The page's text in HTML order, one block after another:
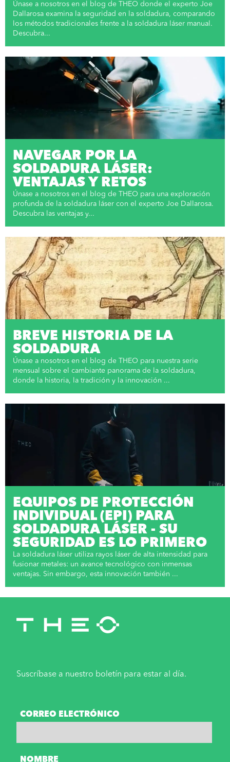
Únase a nosotros en el blog de THEO donde el experto Joe
Dallarosa examina la seguridad en la soldadura, comparando
los métodos tradicionales frente a la soldadura láser manual.
Descubra...
NAVEGAR POR LA
SOLDADURA LÁSER:
VENTAJAS Y RETOS
Únase a nosotros en el blog de THEO para una exploración
profunda de la soldadura láser con el experto Joe Dallarosa.
Descubra las ventajas y...
BREVE HISTORIA DE LA
SOLDADURA
Únase a nosotros en el blog de THEO para nuestra serie
mensual sobre el cambiante panorama de la soldadura,
donde la historia, la tradición y la innovación ...
EQUIPOS DE PROTECCIÓN
INDIVIDUAL (EPI) PARA
SOLDADURA LÁSER - SU
SEGURIDAD ES LO PRIMERO
La soldadura láser utiliza rayos láser de alta intensidad para
fusionar metales: un avance tecnológico con inmensas
ventajas. Sin embargo, esta innovación también ...
Suscríbase a nuestro boletín para estar al día.
CORREO ELECTRÓNICO
NOMBRE